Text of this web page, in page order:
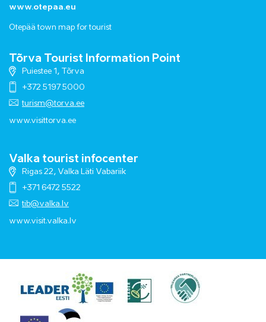
www.otepaa.eu
Otepää town map for tourist
Tõrva Tourist Information Point
Puiestee 1, Tõrva
+372 5197 5000
turism@torva.ee
www.visittorva.ee
Valka tourist infocenter
Rigas 22, Valka Läti Vabariik
+371 6472 5522
tib@valka.lv
www.visit.valka.lv